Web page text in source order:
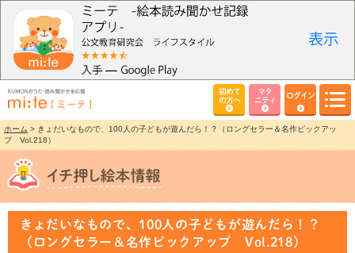
初めて
の方へ
マタ
ニティ
ログイン
ホーム > きょだいなもので、100人の子どもが遊んだら！？（ロングセラー＆名作ピックアッ
プ Vol.218）
きょだいなもので、100人の子どもが遊んだら！？
（ロングセラー＆名作ピックアップ Vol.218）